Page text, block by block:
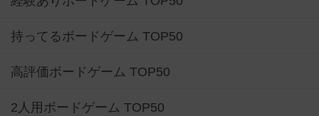
持ってるボードゲーム TOP50
高評価ボードゲーム TOP50
2人用ボードゲーム TOP50